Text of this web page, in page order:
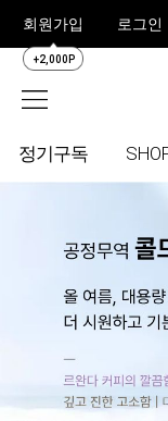
회원가입
+2,000P
로그인
정기구독